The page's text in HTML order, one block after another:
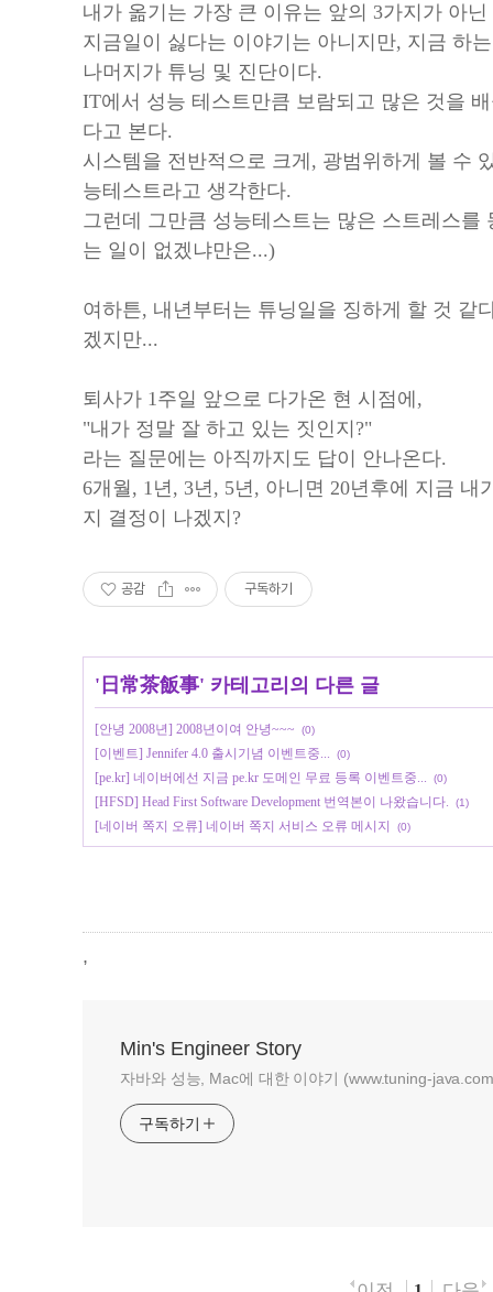
내가 옮기는 가장 큰 이유는 앞의 3가지가 아닌
지금일이 싫다는 이야기는 아니지만, 지금 하
나머지가 튜닝 및 진단이다.
IT에서 성능 테스트만큼 보람되고 많은 것을
다고 본다.
시스템을 전반적으로 크게, 광범위하게 볼 수
능테스트라고 생각한다.
그런데 그만큼 성능테스트는 많은 스트레스를
는 일이 없겠냐만은...)
여하튼, 내년부터는 튜닝일을 징하게 할 것 같
겠지만...
퇴사가 1주일 앞으로 다가온 현 시점에,
"내가 정말 잘 하고 있는 짓인지?"
라는 질문에는 아직까지도 답이 안나온다.
6개월, 1년, 3년, 5년, 아니면 20년후에 지금 내
지 결정이 나겠지?
공감 구독하기
' 日常茶飯事' 카테고리의 다른 글
[안녕 2008년] 2008년이여 안녕~~~ (0)
[이벤트] Jennifer 4.0 출시기념 이벤트중... (0)
[pe.kr] 네이버에선 지금 pe.kr 도메인 무료 등록 이벤트중... (0)
[HFSD] Head First Software Development 번역본이 나왔습니다. (1)
[네이버 쪽지 오류] 네이버 쪽지 서비스 오류 메시지 (0)
,
Min's Engineer Story
자바와 성능, Mac에 대한 이야기 (www.tuning-
구독하기